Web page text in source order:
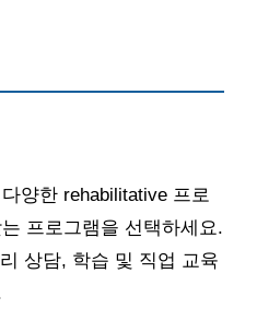
양한 rehabilitative 프로
프로그램을 선택하세요.
상담, 학습 및 직업 교육